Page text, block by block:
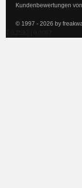
Kundenbewertungen
© 1997 - 2026 by